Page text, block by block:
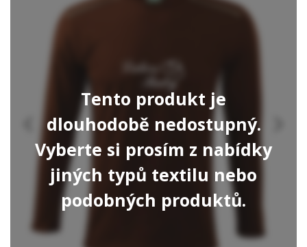
Tento produkt je
dlouhodobě nedostupný.
Vyberte si prosím z nabídky
jiných typů textilu nebo
podobných produktů.